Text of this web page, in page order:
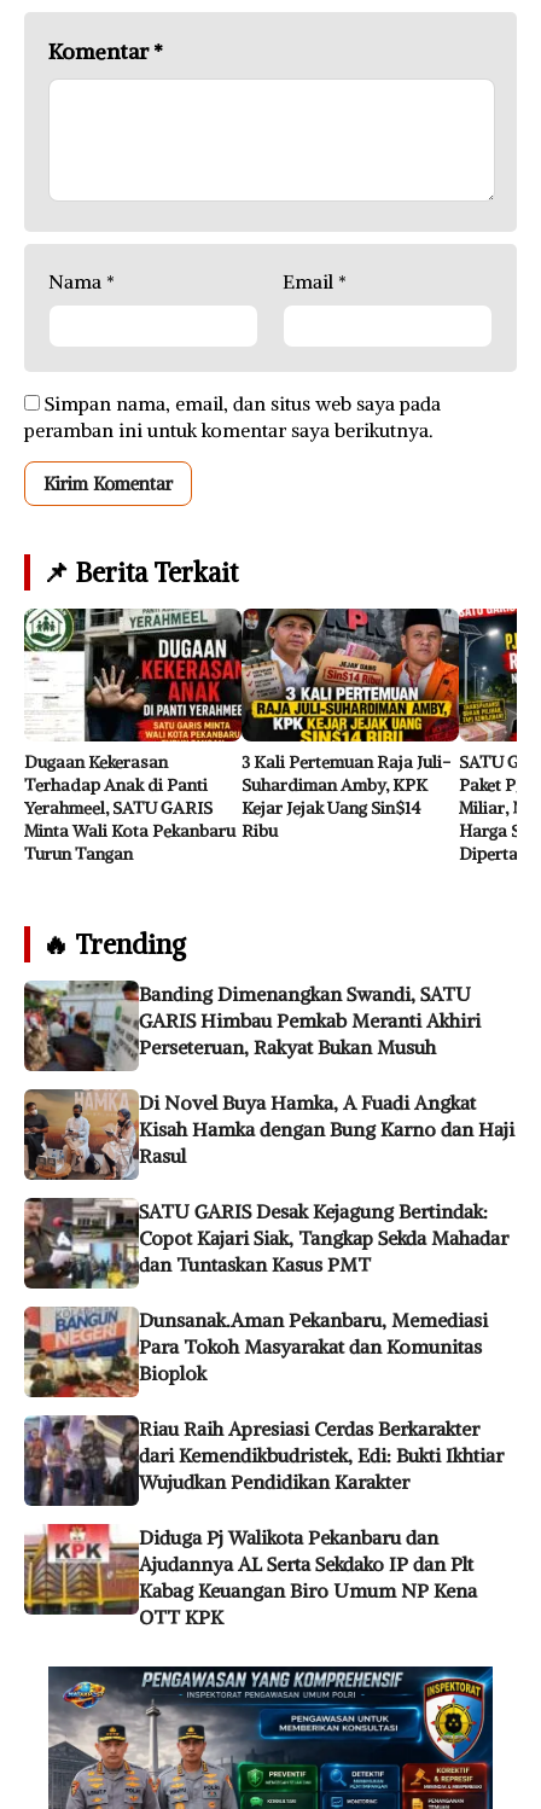
Komentar*
Nama * Email *
Simpan nama, email, dan situs web saya pada
peramban ini untuk komentar saya berikutnya.
📌 Berita Terkait
Dugaan Kekerasan
Terhadap Anak di Panti
Yerahmeel, SATU GARIS
Minta Wali Kota Pekanbaru
Turun Tangan
3 Kali Pertemuan Raja Juli-
Suhardiman Amby, KPK
Kejar Jejak Uang Sin$14
Ribu
SATU
Paket
Miliar,
Harga
🔥 Trending
Banding Dimenangkan Swandi, SATU
GARIS Himbau Pemkab Meranti Akhiri
Perseteruan, Rakyat Bukan Musuh
Di Novel Buya Hamka, A Fuadi Angkat
Kisah Hamka dengan Bung Karno dan Haji
Rasul
SATU GARIS Desak Kejagung Bertindak:
Copot Kajari Siak, Tangkap Sekda Mahadar
dan Tuntaskan Kasus PMT
Dunsanak.Aman Pekanbaru, Memediasi
Para Tokoh Masyarakat dan Komunitas
Bioplok
Riau Raih Apresiasi Cerdas Berkarakter
dari Kemendikbudristek, Edi: Bukti Ikhtiar
Wujudkan Pendidikan Karakter
Diduga Pj Walikota Pekanbaru dan
Ajudannya AL Serta Sekdako IP dan Plt
Kabag Keuangan Biro Umum NP Kena
OTT KPK